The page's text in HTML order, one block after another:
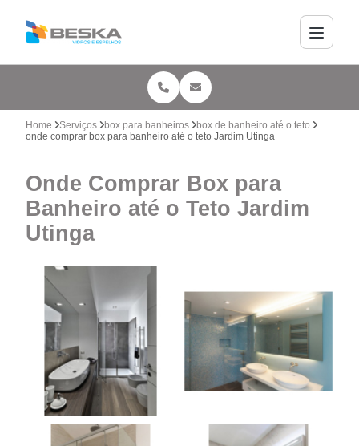
Home Serviços box para banheiros
box de banheiro até o teto
onde comprar box para banheiro até o teto Jardim Utinga
Onde Comprar Box para
Banheiro até o Teto Jardim
Utinga